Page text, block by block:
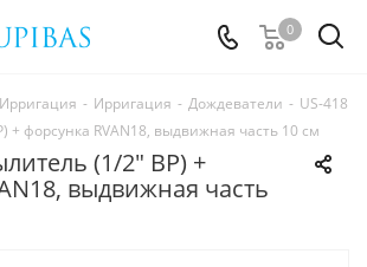
0
Ирригация - Ирригация - Дождеватели - US-418
+ форсунка RVAN18, выдвижная часть 10 см
(1/2" ВР) +
выдвижная часть